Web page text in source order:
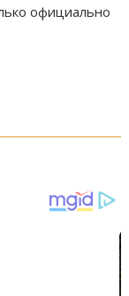
официально